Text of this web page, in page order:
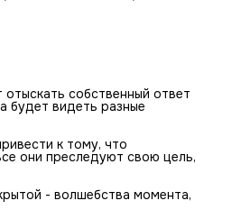
собственный ответ
будет видеть разные
к тому, что
они преследуют свою цель,
- волшебства момента,